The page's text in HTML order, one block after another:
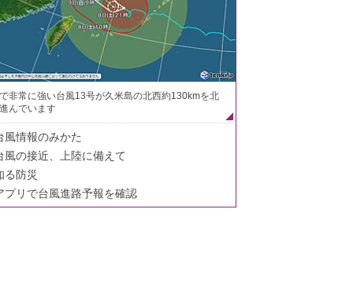
非常に強い台風13号が久米島の北西約130kmを北
んでいます
風情報のみかた
風の接近、上陸に備えて
る防災
プリで台風進路予報を確認